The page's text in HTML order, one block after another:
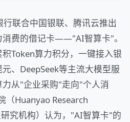
联合中国银联、腾讯云推出
费的借记卡——"AI智算卡"。
Token算力积分，一键接入银
、DeepSeek等主流大模型服
从"企业采购"走向"个人消
（Huanyao Research
究机构）认为，"AI智算卡"的